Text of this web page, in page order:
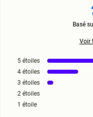
Basé
Voir
5 étoiles
4 étoiles
3 étoiles
2 étoiles
1 étoile